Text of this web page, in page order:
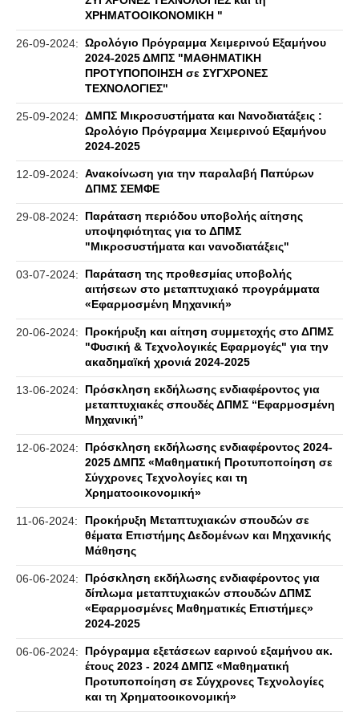
ΧΡΗΜΑΤΟΟΙΚΟΝΟΜΙΚΗ "
26-09-2024: Ωρολόγιο Πρόγραμμα Χειμερινού Εξαμήνου
2024-2025 ΔΜΠΣ "ΜΑΘΗΜΑΤΙΚΗ
ΠΡΟΤΥΠΟΠΟΙΗΣΗ σε ΣΥΓΧΡΟΝΕΣ
ΤΕΧΝΟΛΟΓΙΕΣ"
25-09-2024: ΔΜΠΣ Μικροσυστήματα και Νανοδιατάξεις :
Ωρολόγιο Πρόγραμμα Χειμερινού Εξαμήνου
2024-2025
12-09-2024: Ανακοίνωση για την παραλαβή Παπύρων
ΔΠΜΣ ΣΕΜΦΕ
29-08-2024:
Παράταση περιόδου υποβολής αίτησης
υποψηφιότητας για το ΔΠΜΣ
"Μικροσυστήματα και νανοδιατάξεις"
03-07-2024:
Παράταση της προθεσμίας υποβολής
αιτήσεων στο μεταπτυχιακό προγράμματα
«Εφαρμοσμένη Μηχανική»
20-06-2024:
Προκήρυξη και αίτηση συμμετοχής στο ΔΠΜΣ
"Φυσική & Τεχνολογικές Εφαρμογές" για την
ακαδημαϊκή χρονιά 2024-2025
13-06-2024:
Πρόσκληση εκδήλωσης ενδιαφέροντος για
μεταπτυχιακές σπουδές ΔΠΜΣ “Εφαρμοσμένη
Μηχανική”
12-06-2024:
Πρόσκληση εκδήλωσης ενδιαφέροντος 2024-
2025 ΔΜΠΣ «Μαθηματική Προτυποποίηση σε
Σύγχρονες Τεχνολογίες και τη
Χρηματοοικονομική»
11-06-2024:
Προκήρυξη Μεταπτυχιακών σπουδών σε
θέματα Επιστήμης Δεδομένων και Μηχανικής
Μάθησης
06-06-2024:
Πρόσκληση εκδήλωσης ενδιαφέροντος για
δίπλωμα μεταπτυχιακών σπουδών ΔΠΜΣ
«Εφαρμοσμένες Μαθηματικές Επιστήμες»
2024-2025
06-06-2024:
Πρόγραμμα εξετάσεων εαρινού εξαμήνου ακ.
έτους 2023 - 2024 ΔΜΠΣ «Μαθηματική
Προτυποποίηση σε Σύγχρονες Τεχνολογίες
και τη Χρηματοοικονομική»